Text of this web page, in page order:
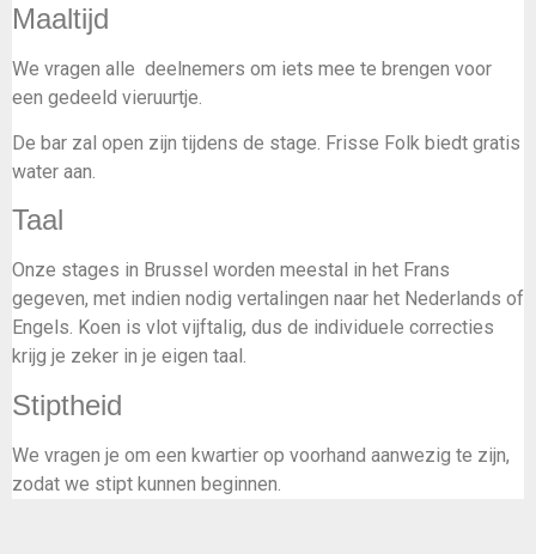
Maaltijd
We vragen alle deelnemers om iets mee te brengen voor
een gedeeld vieruurtje.
De bar zal open zijn tijdens de stage. Frisse Folk biedt gratis
water aan.
Taal
Onze stages in Brussel worden meestal in het Frans
gegeven, met indien nodig vertalingen naar het Nederlands of
Engels. Koen is vlot vijftalig, dus de individuele correcties
krijg je zeker in je eigen taal.
Stiptheid
We vragen je om een kwartier op voorhand aanwezig te zijn,
zodat we stipt kunnen beginnen.